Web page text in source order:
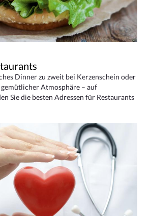
Dinner zu zweit bei Kerzenschein oder
Atmosphäre – auf
Sie die besten Adressen für Restaurants